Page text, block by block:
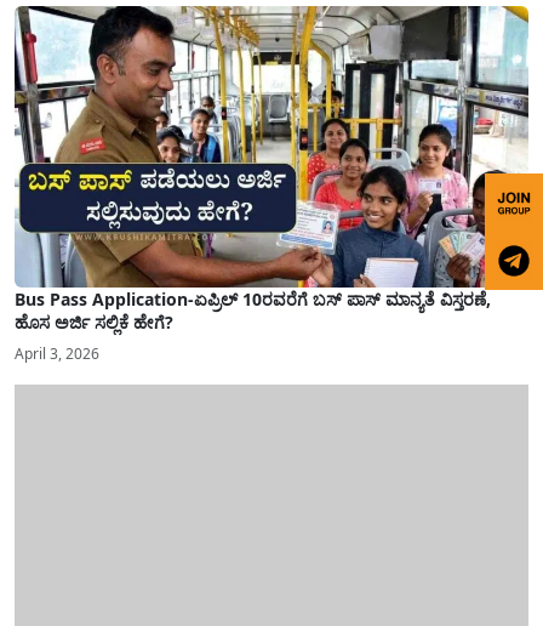
Bus Pass Application-ಏಪ್ರಿಲ್ 10ರವರೆಗೆ ಬಸ್ ಪಾಸ್ ಮಾನ್ಯತೆ ವಿಸ್ತರಣೆ,
ಹೊಸ ಅರ್ಜಿ ಸಲ್ಲಿಕೆ ಹೇಗೆ?
April 3, 2026